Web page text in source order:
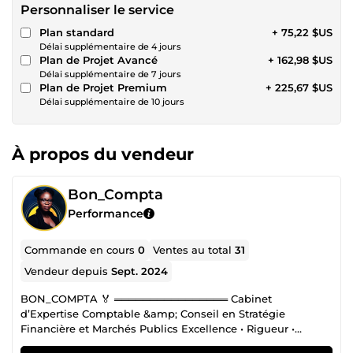
Personnaliser le service
Plan standard
Délai supplémentaire de 4 jours
+ 75,22 $US
Plan de Projet Avancé
Délai supplémentaire de 7 jours
+ 162,98 $US
Plan de Projet Premium
Délai supplémentaire de 10 jours
+ 225,67 $US
À propos du vendeur
Bon_Compta
Performance
Commande en cours0 Ventes au total31
Vendeur depuisSept. 2024
BON_COMPTA 🏅 ════════════════ Cabinet
d’Expertise Comptable &amp; Conseil en Stratégie
Financière et Marchés Publics Excellence • Rigueur •
Performance BON_COMPTA est un Cabinet d’Expertise